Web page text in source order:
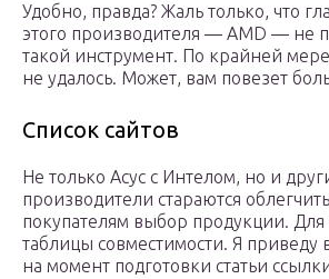
Удобно, правда? Жаль только, что
этого производителя — AMD — не
такой инструмент. По крайней
не удалось. Может, вам повезет
Список сайтов
Не только Асус с Интелом, но и
производители стараются
покупателям выбор продукции. Для
таблицы совместимости. Я
на момент подготовки статьи